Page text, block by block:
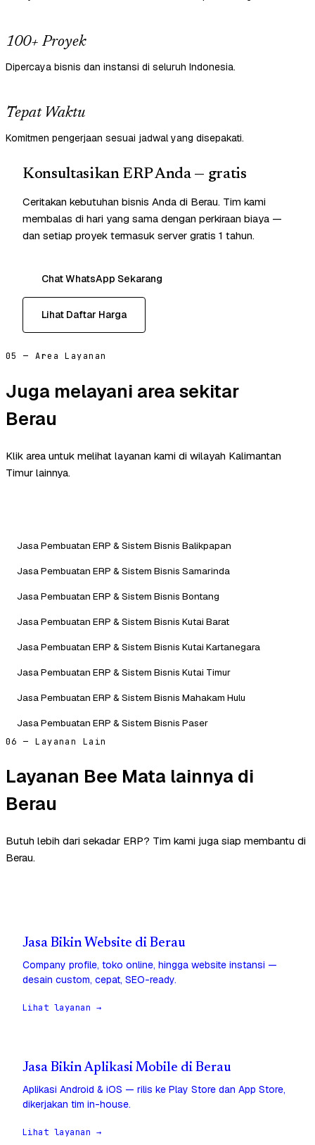
100+ Proyek
Dipercaya bisnis dan instansi di seluruh Indonesia.
Tepat Waktu
Komitmen pengerjaan sesuai jadwal yang disepakati.
Konsultasikan ERP Anda — gratis
Ceritakan kebutuhan bisnis Anda di Berau. Tim kami
membalas di hari yang sama dengan perkiraan biaya —
dan setiap proyek termasuk server gratis 1 tahun.
Chat WhatsApp Sekarang
Lihat Daftar Harga
05 — Area Layanan
Juga melayani area sekitar
Berau
Klik area untuk melihat layanan kami di wilayah Kalimantan
Timur lainnya.
Jasa Pembuatan ERP & Sistem Bisnis Balikpapan
Jasa Pembuatan ERP & Sistem Bisnis Samarinda
Jasa Pembuatan ERP & Sistem Bisnis Bontang
Jasa Pembuatan ERP & Sistem Bisnis Kutai Barat
Jasa Pembuatan ERP & Sistem Bisnis Kutai Kartanegara
Jasa Pembuatan ERP & Sistem Bisnis Kutai Timur
Jasa Pembuatan ERP & Sistem Bisnis Mahakam Hulu
Jasa Pembuatan ERP & Sistem Bisnis Paser
06 — Layanan Lain
Layanan Bee Mata lainnya di
Berau
Butuh lebih dari sekadar ERP? Tim kami juga siap membantu di
Berau.
Jasa Bikin Website di Berau
Company profile, toko online, hingga website instansi —
desain custom, cepat, SEO-ready.
Lihat layanan →
Jasa Bikin Aplikasi Mobile di Berau
Aplikasi Android & iOS — rilis ke Play Store dan App Store,
dikerjakan tim in-house.
Lihat layanan →